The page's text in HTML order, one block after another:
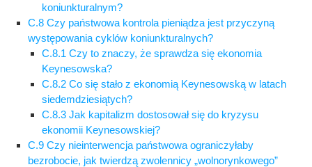
koniunkturalnym?
C.8 Czy państwowa kontrola pieniądza jest przyczyną
występowania cyklów koniunkturalnych?
C.8.1 Czy to znaczy, że sprawdza się ekonomia
Keynesowska?
C.8.2 Co się stało z ekonomią Keynesowską w latach
siedemdziesiątych?
C.8.3 Jak kapitalizm dostosował się do kryzysu
ekonomii Keynesowskiej?
C.9 Czy nieinterwencja państwowa ograniczyłaby
bezrobocie, jak twierdzą zwolennicy „wolnorynkowego”